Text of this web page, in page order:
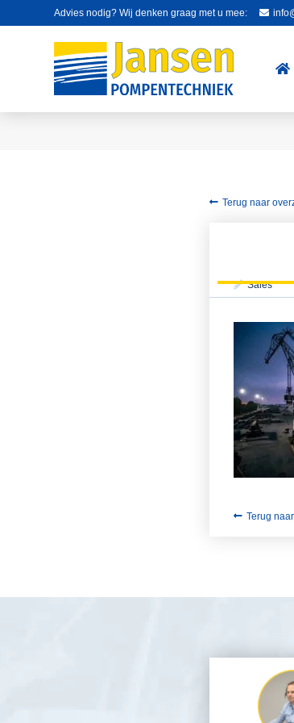
Advies nodig? Wij denken graag met u mee:
Terug naar
Sales
Terug